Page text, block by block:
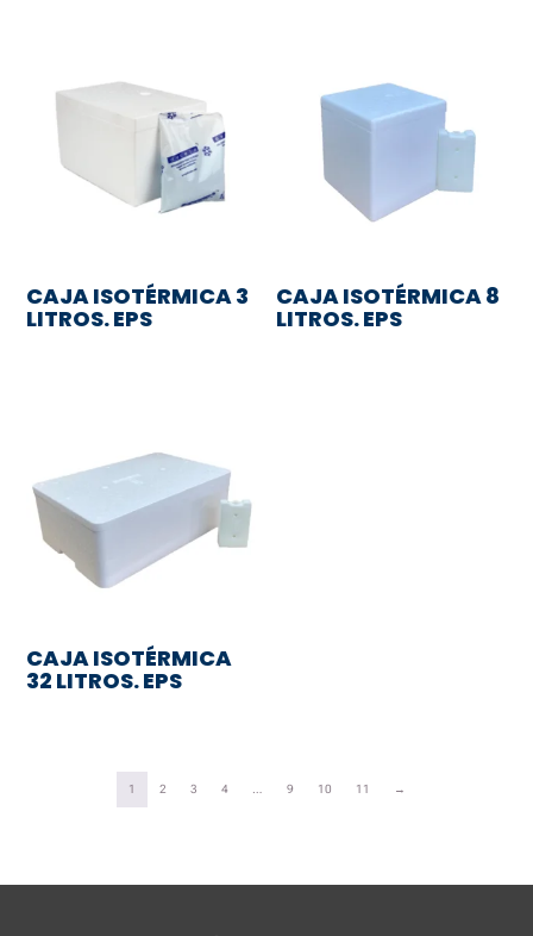
CAJA ISOTÉRMICA 3
LITROS. EPS
CAJA ISOTÉRMICA 8
LITROS. EPS
CAJA ISOTÉRMICA
32 LITROS. EPS
1 2 3 4 9 10 11 →